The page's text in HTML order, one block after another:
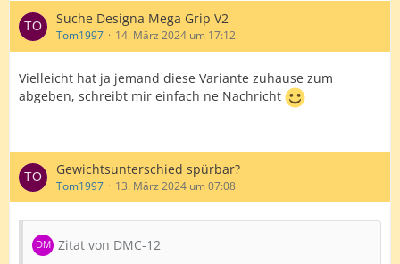
Suche Designa Mega Grip V2
Tom1997 14. März 2024 um 17:12
Vielleicht hat ja jemand diese Variante zuhause zum
abgeben, schreibt mir einfach ne Nachricht
Gewichtsunterschied spürbar?
Tom1997 13. März 2024 um 07:08
Zitat von DMC-12